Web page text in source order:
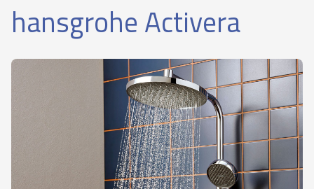
hansgrohe Activera